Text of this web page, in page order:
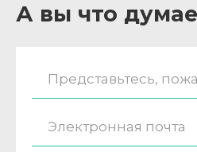
А вы что